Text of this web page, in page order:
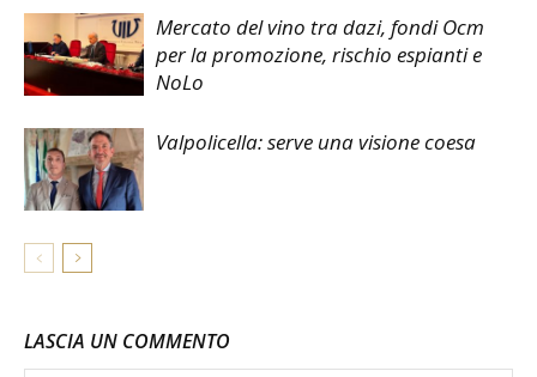
Mercato del vino tra dazi, fondi Ocm
per la promozione, rischio espianti e
NoLo
Valpolicella: serve una visione coesa
LASCIA UN COMMENTO